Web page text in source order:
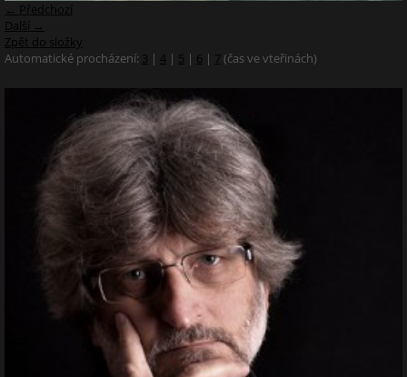
← Předchozí
Další →
Zpět do složky
Automatické procházení: 3 | 4 | 5 | 6 | 7 (čas ve vteřinách)